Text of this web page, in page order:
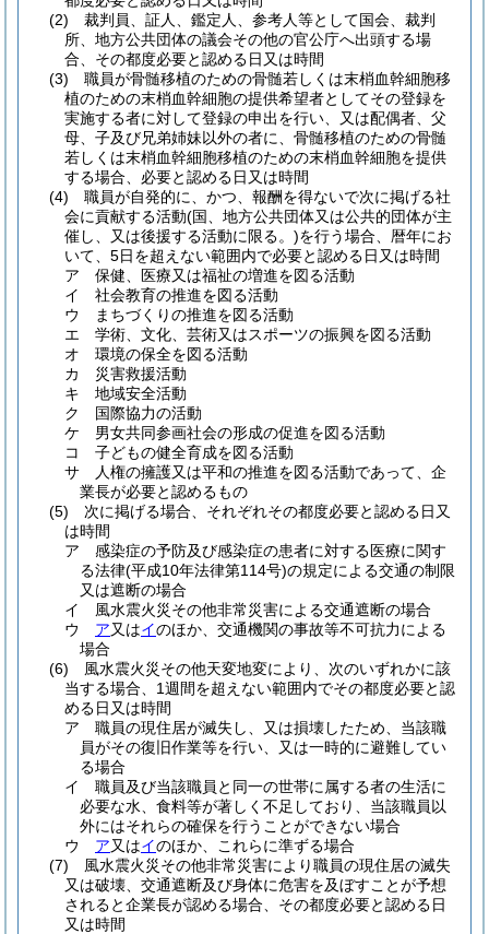
(2)
裁判員、証人、鑑定人、参考人等として国会、裁判
所、地方公共団体の議会その他の官公庁へ出頭する場
合、その都度必要と認める日又は時間
(3)
職員が骨髄移植のための骨髄若しくは末梢血幹細胞移
植のための末梢血幹細胞の提供希望者としてその登録を
実施する者に対して登録の申出を行い、又は配偶者、父
母、子及び兄弟姉妹以外の者に、骨髄移植のための骨髄
若しくは末梢血幹細胞移植のための末梢血幹細胞を提供
する場合、必要と認める日又は時間
(4)
職員が自発的に、かつ、報酬を得ないで次に掲げる社
会に貢献する活動(国、地方公共団体又は公共的団体が主
催し、又は後援する活動に限る。)を行う場合、暦年にお
いて、5日を超えない範囲内で必要と認める日又は時間
ア
保健、医療又は福祉の増進を図る活動
イ
社会教育の推進を図る活動
ウ
まちづくりの推進を図る活動
エ
学術、文化、芸術又はスポーツの振興を図る活動
オ
環境の保全を図る活動
カ
災害救援活動
キ
地域安全活動
ク
国際協力の活動
ケ
男女共同参画社会の形成の促進を図る活動
コ
子どもの健全育成を図る活動
サ
人権の擁護又は平和の推進を図る活動であって、企
業長が必要と認めるもの
(5)
次に掲げる場合、それぞれその都度必要と認める日又
は時間
ア
感染症の予防及び感染症の患者に対する医療に関す
る法律(平成10年法律第114号)の規定による交通の制限
又は遮断の場合
イ
風水震火災その他非常災害による交通遮断の場合
ウ
ア又はイのほか、交通機関の事故等不可抗力による
場合
(6)
風水震火災その他天変地変により、次のいずれかに該
当する場合、1週間を超えない範囲内でその都度必要と認
める日又は時間
ア
職員の現住居が滅失し、又は損壊したため、当該職
員がその復旧作業等を行い、又は一時的に避難してい
る場合
イ
職員及び当該職員と同一の世帯に属する者の生活に
必要な水、食料等が著しく不足しており、当該職員以
外にはそれらの確保を行うことができない場合
ウ
ア又はイのほか、これらに準ずる場合
(7)
風水震火災その他非常災害により職員の現住居の滅失
又は破壊、交通遮断及び身体に危害を及ぼすことが予想
されると企業長が認める場合、その都度必要と認める日
又は時間